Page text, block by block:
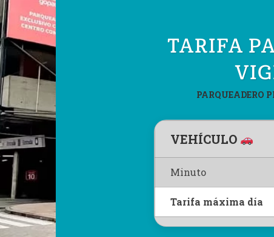
TARIFA
PARQUEADERO
VEHÍCULO
Minuto
Tarifa máxima día